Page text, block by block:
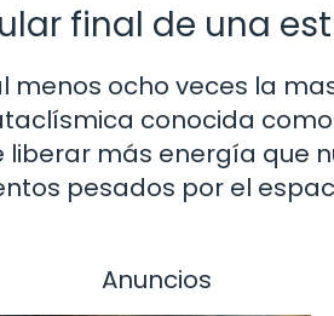
final de una
menos ocho veces la
conocida
más energía que
pesados ​​por el
Anuncios